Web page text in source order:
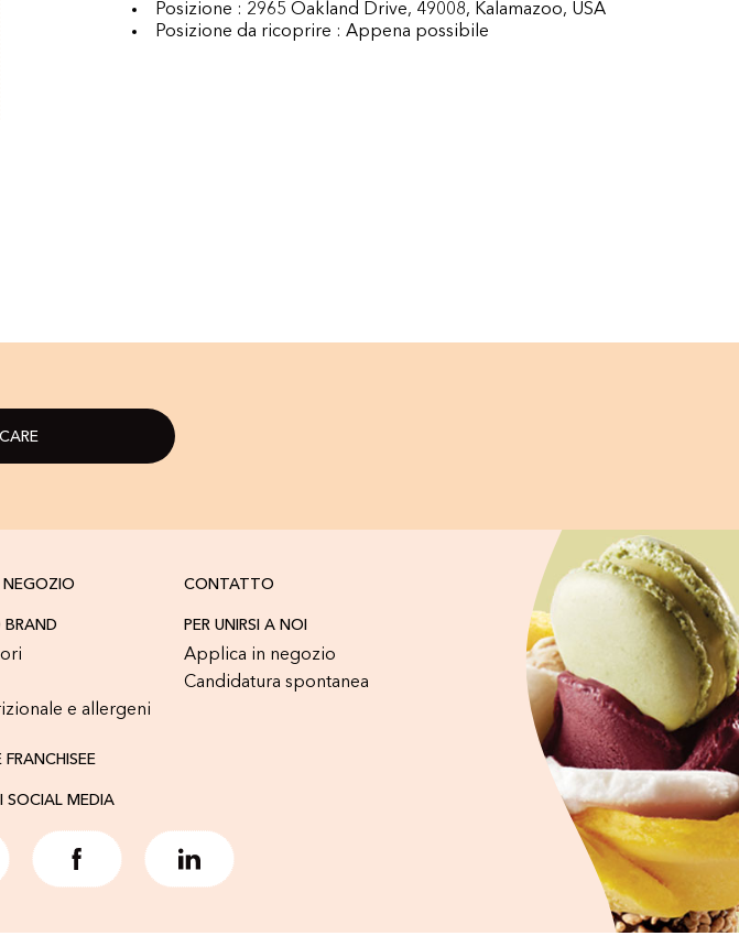
Posizione : 2965 Oakland Drive, 49008, Kalamazoo, USA
Posizione da ricoprire : Appena possibile
CONTATTO
BRAND
e allergeni
PER UNIRSI A NOI
Applica in negozio
Candidatura spontanea
FRANCHISEE
SOCIAL MEDIA